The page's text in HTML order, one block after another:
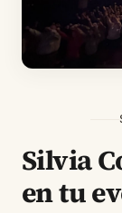
Silvia
en tu